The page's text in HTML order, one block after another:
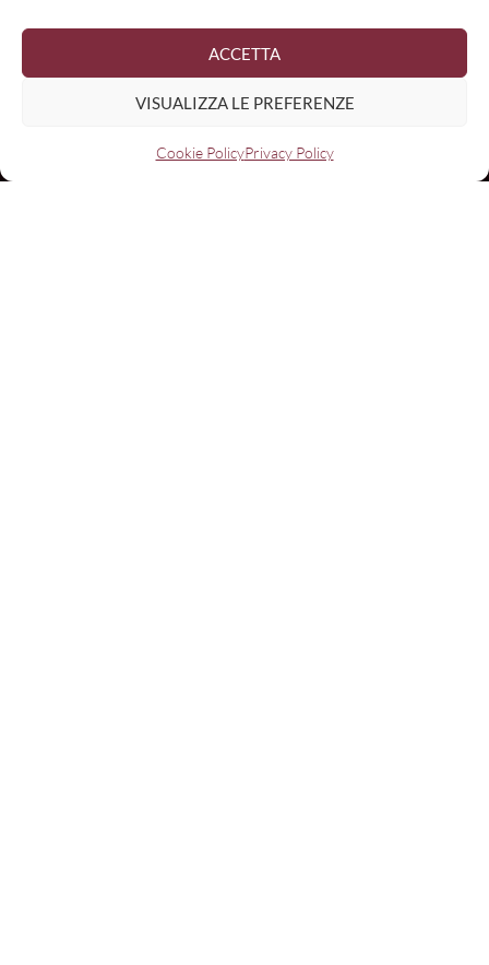
ACCETTA
VISUALIZZA LE PREFERENZE
Cookie PolicyPrivacy Policy